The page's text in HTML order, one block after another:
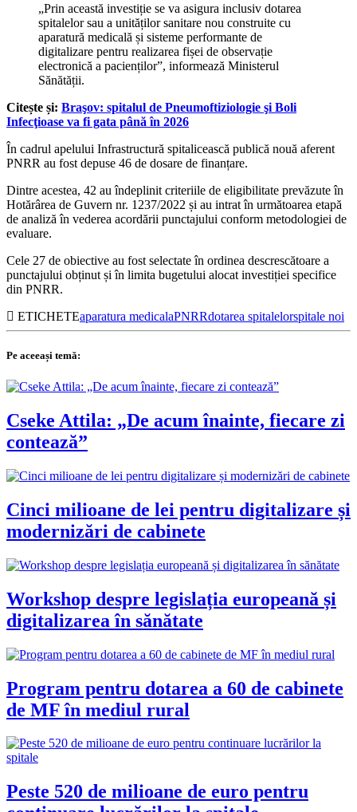
„Prin această investiție se va asigura inclusiv dotarea
spitalelor sau a unităților sanitare nou construite cu
aparatură medicală și sisteme performante de
digitalizare pentru realizarea fișei de observație
electronică a pacienților”, informează Ministerul
Sănătății.
Citește și: Braşov: spitalul de Pneumoftiziologie şi Boli
Infecţioase va fi gata până în 2026
În cadrul apelului Infrastructură spitalicească publică nouă aferent
PNRR au fost depuse 46 de dosare de finanțare.
Dintre acestea, 42 au îndeplinit criteriile de eligibilitate prevăzute în
Hotărârea de Guvern nr. 1237/2022 și au intrat în următoarea etapă
de analiză în vederea acordării punctajului conform metodologiei de
evaluare.
Cele 27 de obiective au fost selectate în ordinea descrescătoare a
punctajului obținut și în limita bugetului alocat investiției specifice
din PNRR.
ETICHETEaparatura medicalaPNRRdotarea spitalelorspitale noi
Pe aceeași temă:
Cseke Attila: „De acum înainte, fiecare zi
contează”
Cinci milioane de lei pentru digitalizare și
modernizări de cabinete
Workshop despre legislația europeană și
digitalizarea în sănătate
Program pentru dotarea a 60 de cabinete
de MF în mediul rural
Peste 520 de milioane de euro pentru